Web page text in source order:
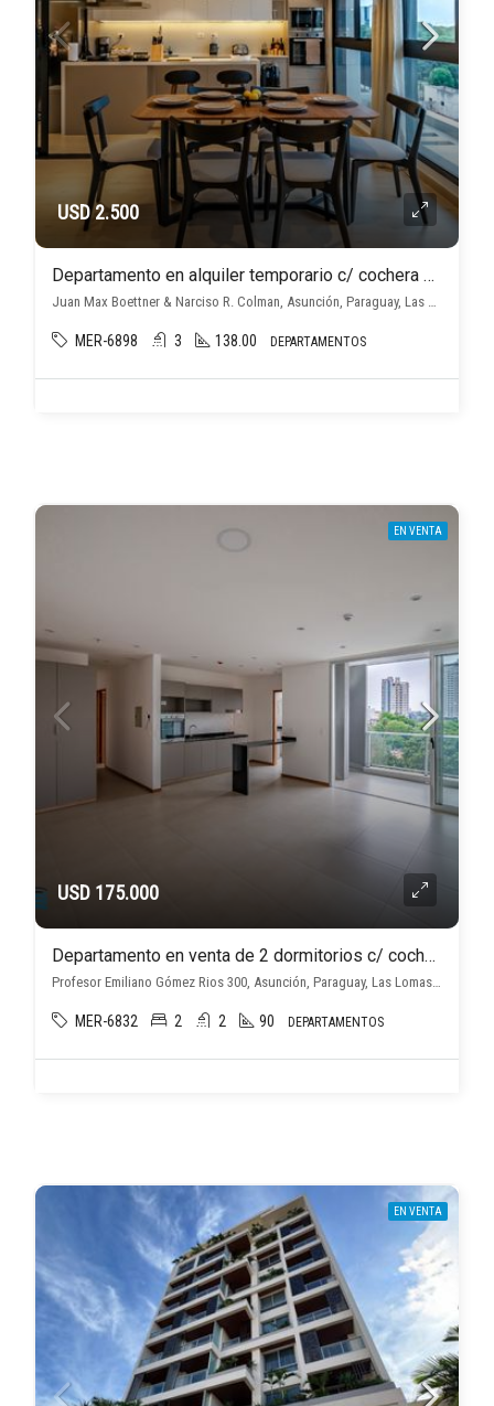
USD 2.500
Departamento en alquiler temporario c/ cochera en Las Lomas (Las Carmelitas)
Juan Max Boettner & Narciso R. Colman, Asunción, Paraguay, Las Lomas (Las Carmelitas), Asunción D.C.
MER-6898 3 138.00 DEPARTAMENTOS
EN VENTA
USD 175.000
Departamento en venta de 2 dormitorios c/ cochera en Las Lomas (Las Carmelitas)
Profesor Emiliano Gómez Rios 300, Asunción, Paraguay, Las Lomas (Las Carmelitas), Asunción D.C.
MER-6832 2 2 90 DEPARTAMENTOS
EN VENTA